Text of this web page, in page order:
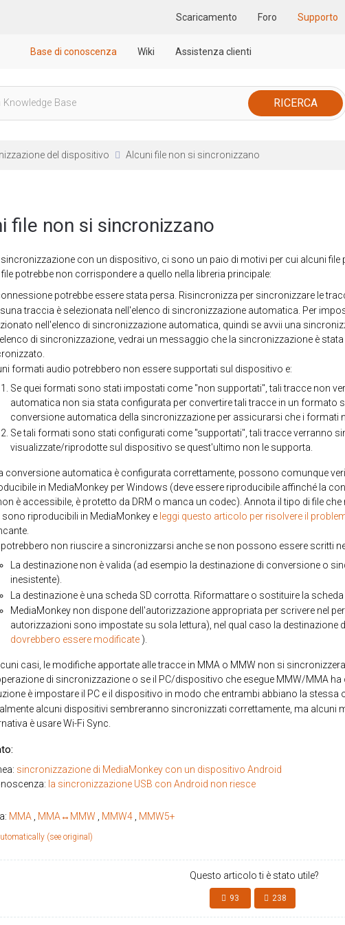
Scaricamento Foro Supporto
Base di conoscenza Wiki Assistenza clienti
del dispositivo Alcuni file non si sincronizzano
file non si sincronizzano
sincronizzazione con un dispositivo, ci sono un paio di motivi per cui alcuni file
potrebbe non corrispondere a quello nella libreria principale:
potrebbe essere stata persa. Risincronizza per sincronizzare le
traccia è selezionata nell'elenco di sincronizzazione automatica. Per
nell'elenco di sincronizzazione automatica, quindi se avvii una
di sincronizzazione, vedrai un messaggio che la sincronizzazione è
formati audio potrebbero non essere supportati sul dispositivo e:
Se quei formati sono stati impostati come "non supportati", tali tracce non
automatica non sia stata configurata per convertire tali tracce in un formato
conversione automatica della sincronizzazione per assicurarsi che i formati
Se tali formati sono stati configurati come "supportati", tali tracce verranno
visualizzate/riprodotte sul dispositivo se quest'ultimo non le supporta.
conversione automatica è configurata correttamente, possono comunque
in MediaMonkey per Windows (deve essere riproducibile affinché la
è accessibile, è protetto da DRM o manca un codec). Annota il tipo di file
sono riproducibili in MediaMonkey e leggi questo articolo per risolvere il
potrebbero non riuscire a sincronizzarsi anche se non possono essere scritti
La destinazione non è valida (ad esempio la destinazione di conversione o
inesistente).
La destinazione è una scheda SD corrotta. Riformattare o sostituire la scheda
MediaMonkey non dispone dell'autorizzazione appropriata per scrivere nel
autorizzazioni sono impostate su sola lettura), nel qual caso la destinazione
dovrebbero essere modificate ).
casi, le modifiche apportate alle tracce in MMA o MMW non si
di sincronizzazione o se il PC/dispositivo che esegue MMW/MMA
è impostare il PC e il dispositivo in modo che entrambi abbiano la stessa
alcuni dispositivi sembreranno sincronizzati correttamente, ma alcuni
è usare Wi-Fi Sync.
sincronizzazione di MediaMonkey con un dispositivo Android
la sincronizzazione USB con Android non riesce
MMA MMA↔MMW MMW4 MMW5+
(see original)
Questo articolo ti è stato utile?
93 238